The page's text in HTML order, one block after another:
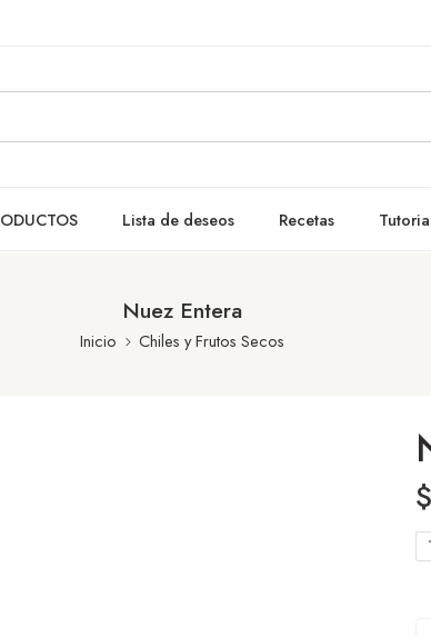
Lista de deseos Recetas
Nuez Entera
Inicio Chiles y Frutos Secos
$